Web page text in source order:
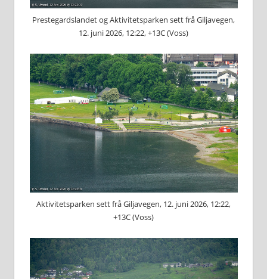
Prestegardslandet og Aktivitetsparken sett frå Giljavegen,
12. juni 2026, 12:22, +13C (Voss)
Aktivitetsparken sett frå Giljavegen, 12. juni 2026, 12:22,
+13C (Voss)